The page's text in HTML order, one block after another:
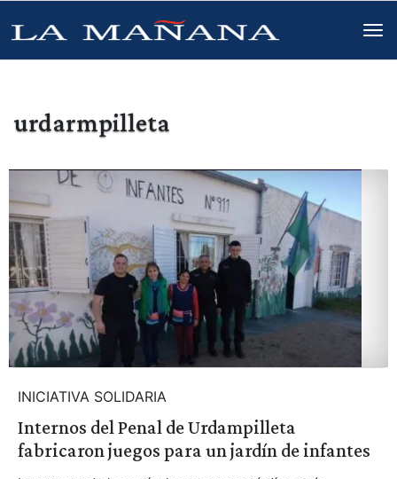
urdarmpilleta
INICIATIVA SOLIDARIA
Internos del Penal de Urdampilleta
fabricaron juegos para un jardín de infantes